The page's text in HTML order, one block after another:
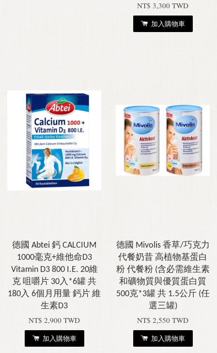
NT$ 3,300 TWD
加入購物車
德國 Abtei 鈣 CALCIUM
1000毫克+維他命D3
Vitamin D3 800 I.E. 20維
克 咀嚼片 30入*6罐 共
180入 6個月用量 鈣片 維
生素D3
NT$ 2,900 TWD
加入購物車
德國 Mivolis 香草/巧克力
代餐奶昔 高植物基蛋白
粉 代餐粉 (含必需維生素
和礦物質與優質蛋白質
500克*3罐 共 1.5公斤 (任
選三罐)
NT$ 2,550 TWD
加入購物車